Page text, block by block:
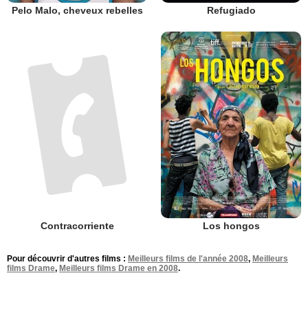
Pelo Malo, cheveux rebelles Refugiado
Contracorriente Los hongos
Pour découvrir d'autres films : Meilleurs films de l'année 2008, Meilleurs
films Drame, Meilleurs films Drame en 2008.